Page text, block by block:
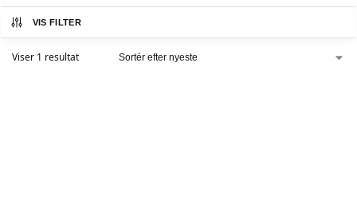
VIS FILTER
Viser 1 resultat